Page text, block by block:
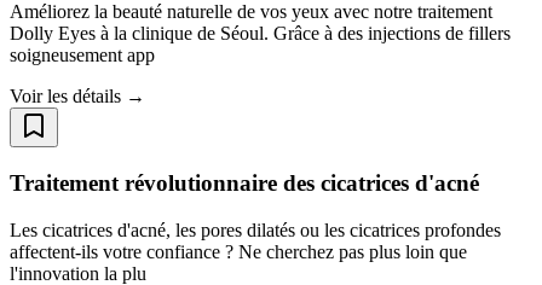
Améliorez la beauté naturelle de vos yeux avec notre traitement
Dolly Eyes à la clinique de Séoul. Grâce à des injections de fillers
soigneusement app
Voir les détails →
Traitement révolutionnaire des cicatrices d'acné
Les cicatrices d'acné, les pores dilatés ou les cicatrices profondes
affectent-ils votre confiance ? Ne cherchez pas plus loin que
l'innovation la plu